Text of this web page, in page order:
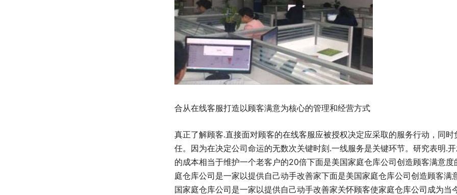
合从在线客服打造以顾客满意为核心的管理和经营方式
真正了解顾客.直接面对顾客的在线客服应被授权决定应采取的服务行动，同时
任。因为在决定公司命运的无数次关键时刻.一线服务是关键环节。研究表明.
的成本相当于维护一个老客户的20倍下面是美国家庭仓库公司创造顾客满意度
庭仓库公司是一家以提供自己动手改善家下面是美国家庭仓库公司创造顾客满
国家庭仓库公司是一家以提供自己动手改善家关怀顾客使家庭仓库公司成为当